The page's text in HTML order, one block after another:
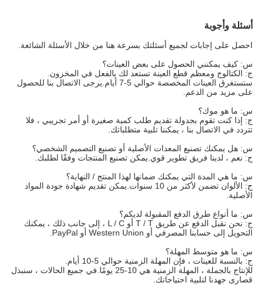
أسئلة وأجوبة
احصل على إجابات لجميع أسئلتك بسرعة هنا من خلال الأسئلة الشائعة.
س: كيف يمكنني الحصول على بعض العينات؟
ج: الكتالوج ومعظم قطع العينة تستعد لك بالفعل في المخزون.
ستستغرق العينات المخصصة حوالي 5-7 أيام.يرجى الاتصال بنا للحصول
على مزيد من الدعم.
س: ما هو موك؟
ج: إذا كنت تقوم بجدولة تقديم طلب كمية صغيرة أو أمر تجريبي ، فلا
تتردد في الاتصال بنا ، يمكننا تلبية متطلباتك.
س: هل يمكنك تصنيع المعدات الأصلية أو تصنيع التصميم الشخصي؟
ج: نعم ، لدينا فريق تطوير قوي.يمكن تصنيع المنتجات وفقًا لطلبك.
س: ما هي المدة التي يمكنك ضمانها لهذا المنتج / النهاية؟
ج: الألوان تضمن لأكثر من 10 سنوات.يمكن تقديم شهادة جودة المواد
الأصلية.
س: ما أنواع طرق الدفع المقبولة لديكم؟
ج: نحن نقبل الدفع عن طريق T / T أو L / C ، إلى جانب ذلك ، يمكنك
التحويل إلى حسابنا المصرفي أو Western Union أو PayPal.
س: ما هو متوسط ​​المهلة؟
ج: بالنسبة للعينات ، فإن المهلة الزمنية حوالي 5-10 أيام.
للإنتاج بالجملة ، المهلة الزمنية هي 10-25 يومًا.في جميع الحالات ، سنبذل
قصارى جهدنا لتلبية احتياجاتك.